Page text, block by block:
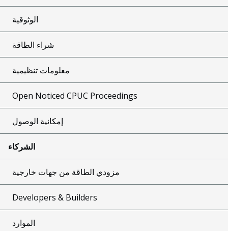
الوثوقية
شراء الطاقة
معلومات تنظيمية
Open Noticed CPUC Proceedings
إمكانية الوصول
الشركاء
مزودي الطاقة من جهات خارجية
Developers & Builders
الموارد